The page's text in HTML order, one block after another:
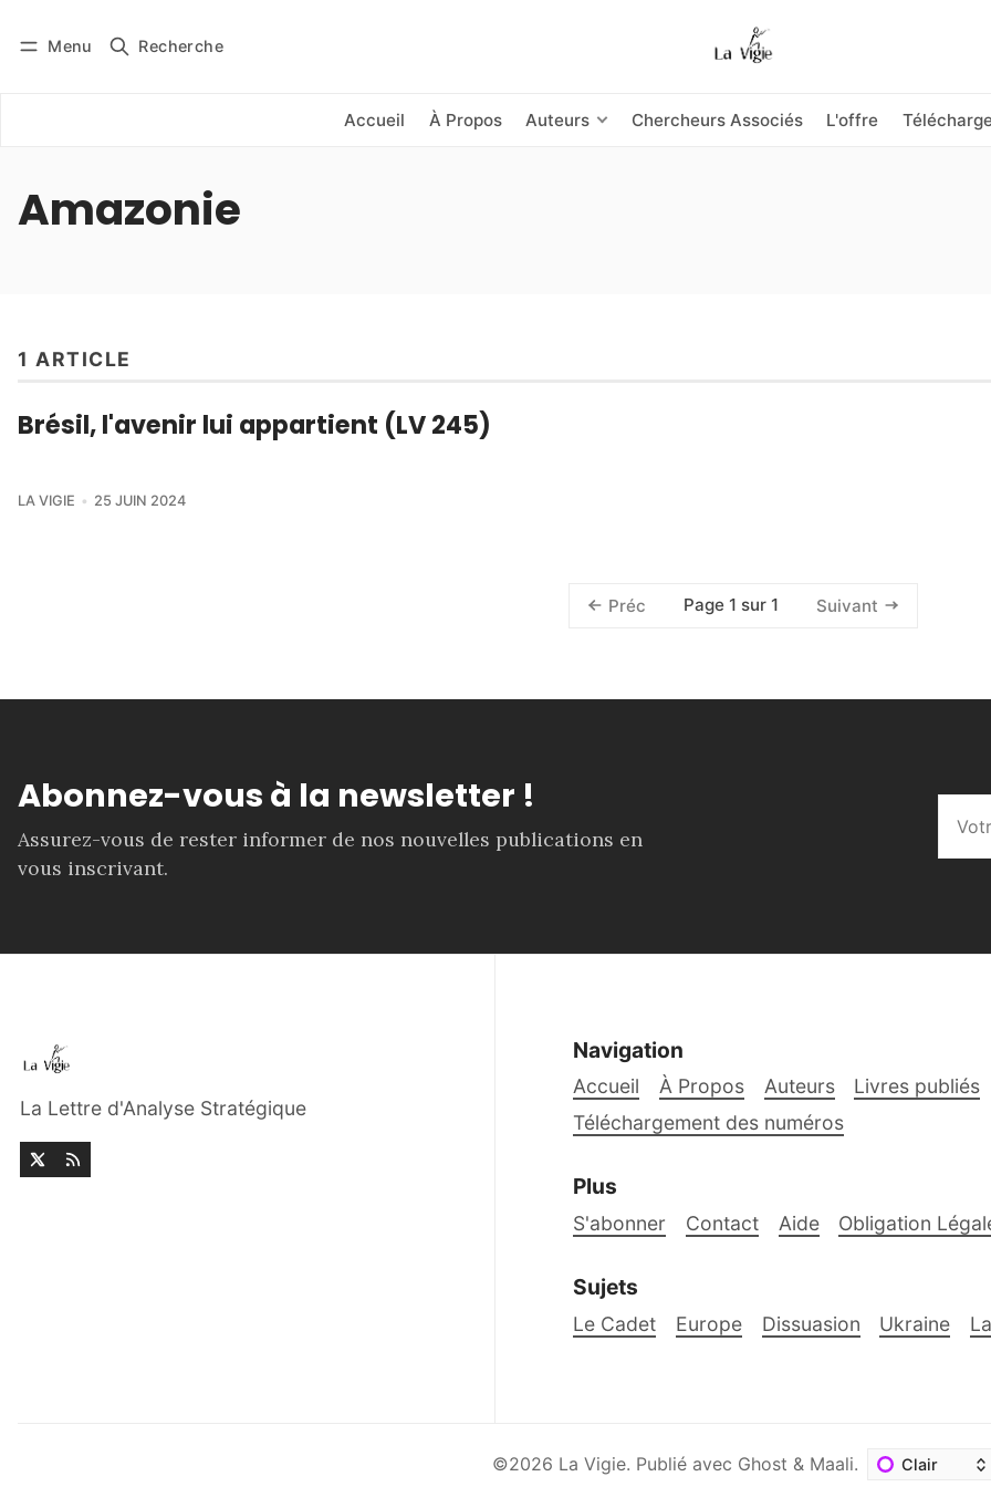
Menu Recherche
Accueil À Propos Auteurs Chercheurs Associés L'offre
Se connecter
Amazonie
1 ARTICLE
Brésil, l'avenir lui appartient (LV 245)
LA VIGIE 25 JUIN 2024
Préc Page 1 sur 1 Suivant
Abonnez-vous à la newsletter !
Assurez-vous de rester informer de nos nouvelles publications en
vous inscrivant.
La Lettre d'Analyse Stratégique
Navigation
Accueil À Propos Auteurs Livres publiés
Téléchargement des numéros
Plus
S'abonner Contact Aide Obligation
Sujets
Le Cadet Europe Dissuasion Ukraine
©2026 La Vigie. Publié avec Ghost & Maali.